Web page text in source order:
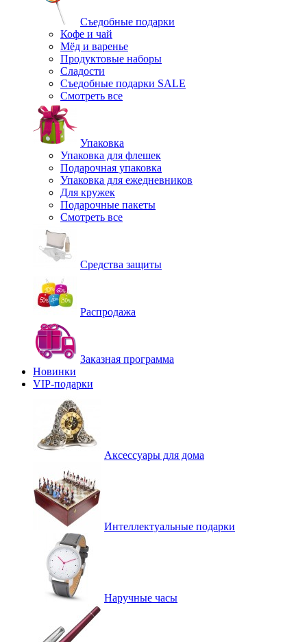
Съедобные подарки
Кофе и чай
Мёд и варенье
Продуктовые наборы
Сладости
Съедобные подарки SALE
Смотреть все
Упаковка
Упаковка для флешек
Подарочная упаковка
Упаковка для ежедневников
Для кружек
Подарочные пакеты
Смотреть все
Средства защиты
Распродажа
Заказная программа
Новинки
VIP-подарки
Аксессуары для дома
Интеллектуальные подарки
Наручные часы